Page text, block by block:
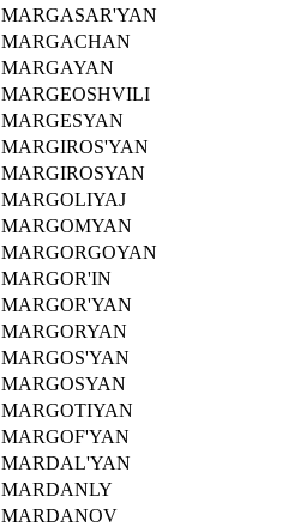
MARGASAR'YAN
MARGACHAN
MARGAYAN
MARGEOSHVILI
MARGESYAN
MARGIROS'YAN
MARGIROSYAN
MARGOLIYAJ
MARGOMYAN
MARGORGOYAN
MARGOR'IN
MARGOR'YAN
MARGORYAN
MARGOS'YAN
MARGOSYAN
MARGOTIYAN
MARGOF'YAN
MARDAL'YAN
MARDANLY
MARDANOV